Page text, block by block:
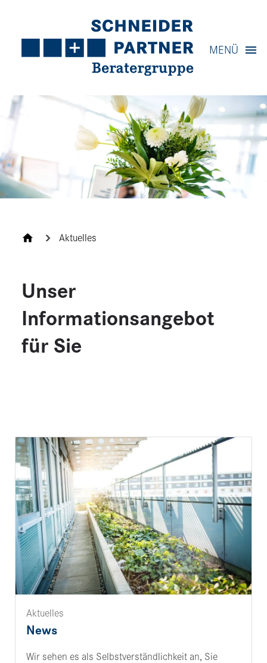
Inhalt MENÜ
Aktuelles
Unser
Informationsangebot
für Sie
Aktuelles
News
Wir sehen es als Selbst­ver­ständ­lich­keit an, Sie